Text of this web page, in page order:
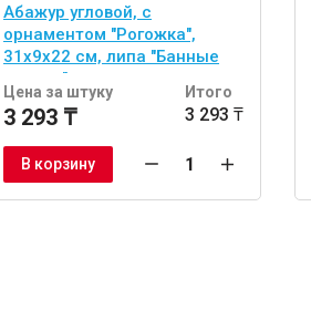
Абажур угловой, с
орнаментом "Рогожка",
31х9х22 см, липа "Банные
штучки"
Цена за штуку
3 293 ₸
Итого
3 293 ₸
В корзину